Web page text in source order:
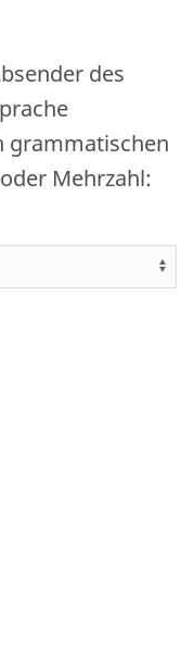
des
grammatischen
Mehrzahl: